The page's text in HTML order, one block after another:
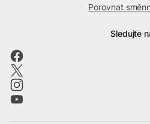
Porovnat
Sledujte